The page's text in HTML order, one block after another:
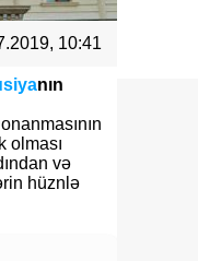
10:41
nın
olması
və
hüznlə